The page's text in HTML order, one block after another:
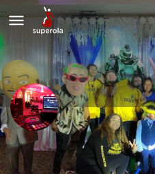
DJ Fantastico
Estoy disponible